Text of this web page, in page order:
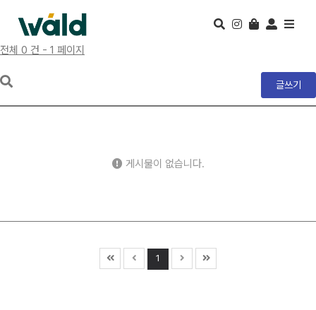
전체 0 건 - 1 페이지
글쓰기
게시물이 없습니다.
1